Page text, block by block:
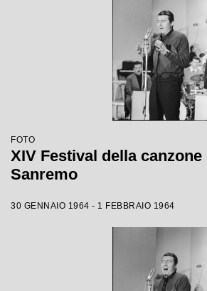
FOTO
XIV Festival della
Sanremo
30 GENNAIO 1964 - 1 FEBBRAIO 1964